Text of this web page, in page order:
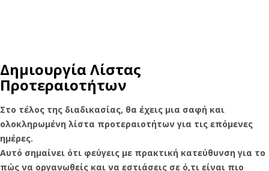
Δημιουργία Λίστας
Προτεραιοτήτων
Στο τέλος της διαδικασίας, θα έχεις μια σαφή και
ολοκληρωμένη λίστα προτεραιοτήτων για τις επόμενες
ημέρες.
Αυτό σημαίνει ότι φεύγεις με πρακτική κατεύθυνση για το
πώς να οργανωθείς και να εστιάσεις σε ό,τι είναι πιο